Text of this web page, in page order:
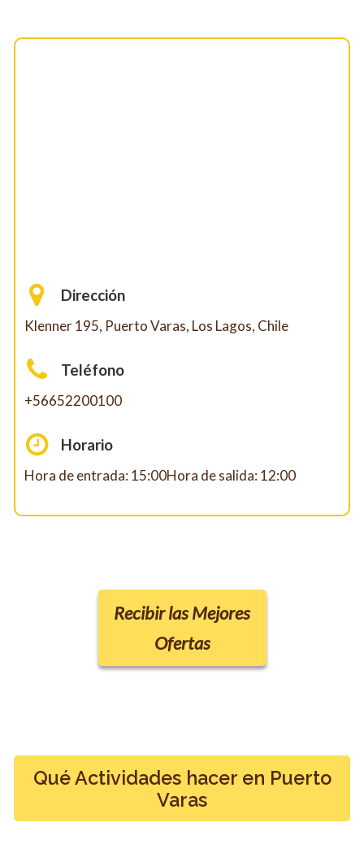
Dirección
Klenner 195, Puerto Varas, Los Lagos, Chile
Teléfono
+56652200100
Horario
Hora de entrada: 15:00Hora de salida: 12:00
Recibir las Mejores
Ofertas
Qué Actividades hacer en Puerto
Varas